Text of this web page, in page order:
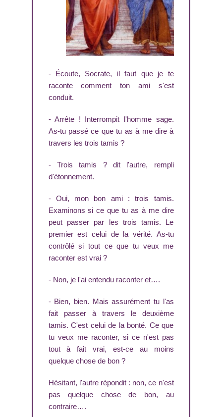
- Écoute, Socrate, il faut que je te
raconte comment ton ami s'est
conduit.
- Arrête ! Interrompit l'homme sage.
As-tu passé ce que tu as à me dire à
travers les trois tamis ?
- Trois tamis ? dit l'autre, rempli
d'étonnement.
- Oui, mon bon ami : trois tamis.
Examinons si ce que tu as à me dire
peut passer par les trois tamis. Le
premier est celui de la vérité. As-tu
contrôlé si tout ce que tu veux me
raconter est vrai ?
- Non, je l'ai entendu raconter et….
- Bien, bien. Mais assurément tu l'as
fait passer à travers le deuxième
tamis. C'est celui de la bonté. Ce que
tu veux me raconter, si ce n'est pas
tout à fait vrai, est-ce au moins
quelque chose de bon ?
Hésitant, l'autre répondit : non, ce n'est
pas quelque chose de bon, au
contraire….